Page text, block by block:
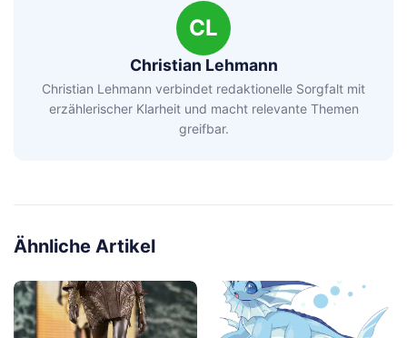
CL
Christian Lehmann
Christian Lehmann verbindet redaktionelle Sorgfalt mit
erzählerischer Klarheit und macht relevante Themen
greifbar.
Ähnliche Artikel